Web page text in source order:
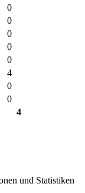
0
0
0
0
0
4
0
0
4
und Statistiken